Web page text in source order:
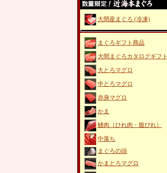
大間産まぐろ (冷凍)
まぐろギフト商品
大間まぐろカタログギフト
大とろマグロ
中とろマグロ
赤身マグロ
かま
鰭肉（ひれ肉・腹びれ）
中落ち
まぐろの頭
かまとろマグロ